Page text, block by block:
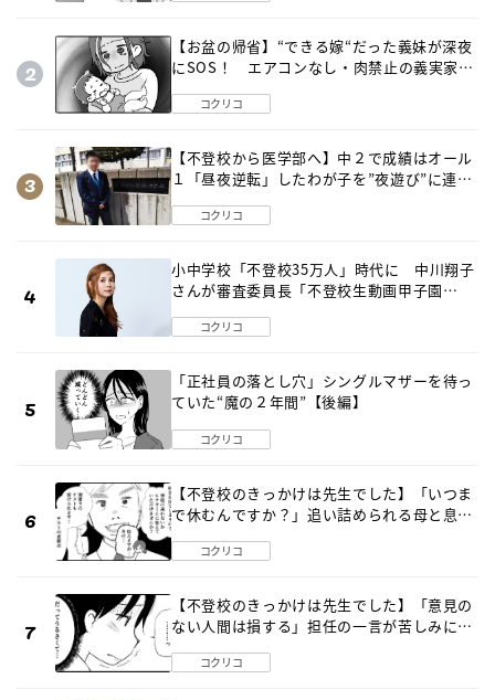
【お盆の帰省】“できる嫁“だった義妹が深夜
にSOS！ エアコンなし・肉禁止の義実家ル
コクリコ
【不登校から医学部へ】中２で成績はオール
１「昼夜逆転」したわが子を”夜遊び”に連れ
コクリコ
小中学校「不登校35万人」時代に 中川翔子
さんが審査委員長「不登校生動画甲子園
コクリコ
「正社員の落とし穴」シングルマザーを待っ
ていた“魔の２年間”【後編】
コクリコ
【不登校のきっかけは先生でした】「いつま
で休むんですか？」追い詰められる母と息子
コクリコ
【不登校のきっかけは先生でした】「意見の
ない人間は損する」担任の一言が苦しみに…
コクリコ